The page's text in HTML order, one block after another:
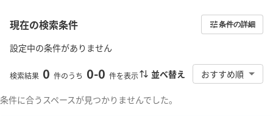
現在の検索条件 条件の詳細
設定中の条件がありません
検索結果 0 件のうち 0-0 件を表示 並べ替え おすすめ順
条件に合うスペースが見つかりませんでした。